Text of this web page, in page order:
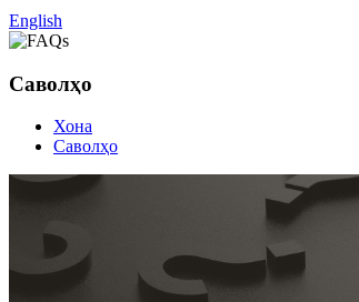
English
Саволҳо
Хона
Саволҳо